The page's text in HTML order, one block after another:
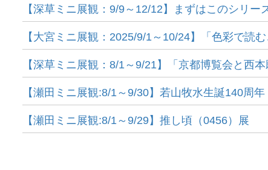
【深草ミニ展観：9/9～12/12】まずはこのシリー
【大宮ミニ展観：2025/9/1～10/24】「色彩で読
【深草ミニ展観：8/1～9/21】「京都博覧会と西
【瀬田ミニ展観:8/1～9/30】若山牧水生誕140周年
【瀬田ミニ展観:8/1～9/29】推し頃（0456）展